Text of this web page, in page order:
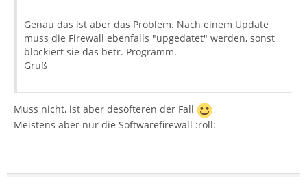
Genau das ist aber das Problem. Nach einem Update
muss die Firewall ebenfalls "upgedatet" werden, sonst
blockiert sie das betr. Programm.
Gruß
Muss nicht, ist aber desöfteren der Fall
Meistens aber nur die Softwarefirewall :roll: